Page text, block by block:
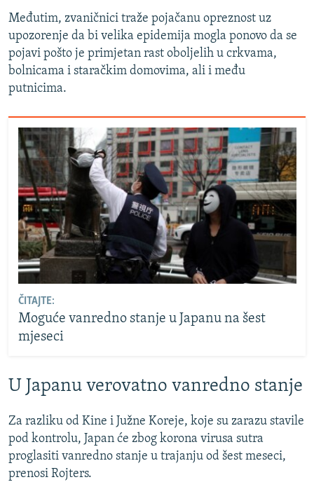
Međutim, zvaničnici traže pojačanu opreznost uz
upozorenje da bi velika epidemija mogla ponovo da se
pojavi pošto je primjetan rast oboljelih u crkvama,
bolnicama i staračkim domovima, ali i među
putnicima.
ČITAJTE:
Moguće vanredno stanje u Japanu na šest
mjeseci
U Japanu verovatno vanredno stanje
Za razliku od Kine i Južne Koreje, koje su zarazu stavile
pod kontrolu, Japan će zbog korona virusa sutra
proglasiti vanredno stanje u trajanju od šest meseci,
prenosi Rojters.